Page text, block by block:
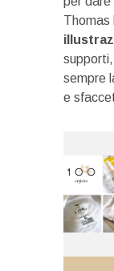
Thomas
sempre
e